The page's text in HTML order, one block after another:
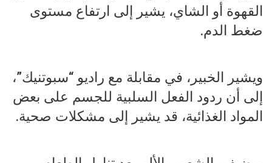
القهوة أو الشاي، يشير إلى ارتفاع مستوى
ضغط الدم.
ويشير الخبير، في مقابلة مع راديو “سبوتنيك”،
إلى أن ردود الفعل السلبية للجسم على بعض
المواد الغذائية، قد يشير إلى مشكلات صحية.